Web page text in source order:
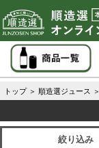
トップ ＞ 順造選ジュース ＞
絞り込み